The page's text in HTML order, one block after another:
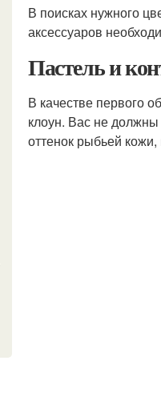
В поисках нужного
аксессуаров
Пастель и
В качестве первого
клоун. Вас не
оттенок рыбьей